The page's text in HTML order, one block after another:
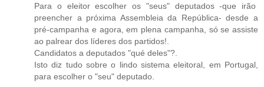
Para o eleitor escolher os "seus" deputados -que irão
preencher a próxima Assembleia da República- desde a
pré-campanha e agora, em plena campanha, só se assiste
ao palrear dos líderes dos partidos!.
Candidatos a deputados "qué deles"?.
Isto diz tudo sobre o lindo sistema eleitoral, em Portugal,
para escolher o "seu" deputado.